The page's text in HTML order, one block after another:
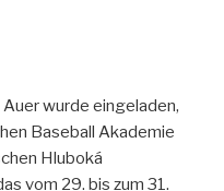
wurde eingeladen,
Baseball Akademie
Hluboká
vom 29. bis zum 31.